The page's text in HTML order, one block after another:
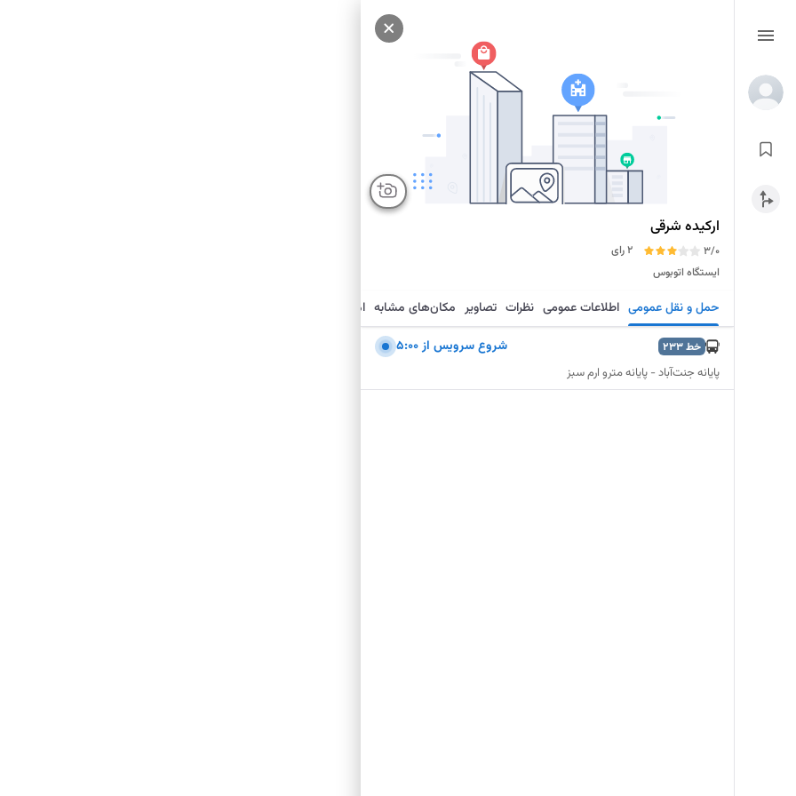
ارکیده شرقی
3/0
2 رای
ایستگاه اتوبوس
حمل و نقل عمومی اطلاعات عمومی نظرات تصاویر مکان‌های مشابه امکانات نزدیک
خط233 شروع سرويس از 5:00
پایانه جنت‌آباد - پایانه مترو ارم سبز